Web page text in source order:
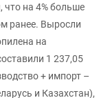
что на 4% больше
ранее. Выросли
на
1 237,05
+ импорт –
и Казахстан),